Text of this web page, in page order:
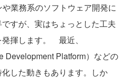
業務系のソフトウェア開発に
すが、実はちょっとした工夫
揮します。 最近、
Development Platform）などの
した動きもあります。しか